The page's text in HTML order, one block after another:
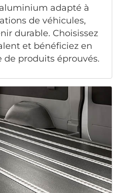
adapté à
de véhicules,
durable. Choisissez
et bénéficiez en
produits éprouvés.